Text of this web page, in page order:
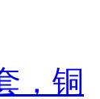
，铜